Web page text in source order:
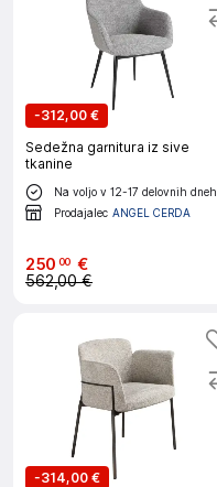
-312,00 €
Sedežna garnitura iz sive
tkanine
Na voljo v 12-17 delovnih dneh
Prodajalec ANGEL CERDA
250 00 €
562,00 €
-314,00 €